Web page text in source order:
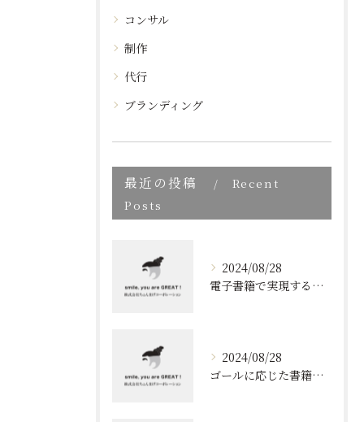
コンサル
制作
代行
ブランディング
最近の投稿
Recent
Posts
2024/08/28
電子書籍で実現する質の高いブランディング
2024/08/28
ゴールに応じた書籍のプロデュース